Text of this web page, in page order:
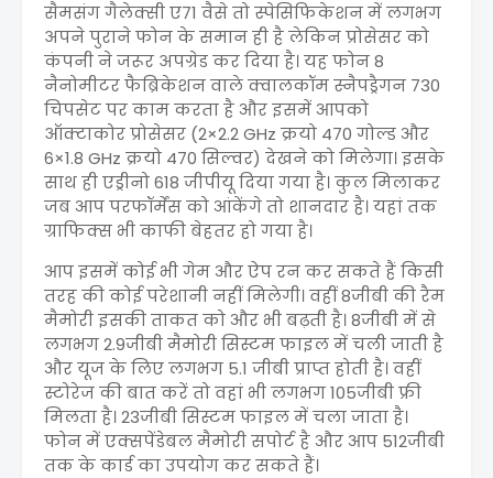
सैमसंग गैलेक्सी ए71 वैसे तो स्पेसिफिकेशन में लगभग
अपने पुराने फोन के समान ही है लेकिन प्रोसेसर को
कंपनी ने जरूर अपग्रेड कर दिया है। यह फोन 8
नैनोमीटर फैब्रिकेशन वाले क्वालकॉम स्नैपड्रैगन 730
चिपसेट पर काम करता है और इसमें आपको
ऑक्टाकोर प्रोसेसर (2×2.2 GHz क्रयो 470 गोल्ड और
6×1.8 GHz क्रयो 470 सिल्वर) देखने को मिलेगा। इसके
साथ ही एड्रीनो 618 जीपीयू दिया गया है। कुल मिलाकर
जब आप परफॉर्मेंस को आंकेंगे तो शानदार है। यहां तक
ग्राफिक्स भी काफी बेहतर हो गया है।
आप इसमें कोई भी गेम और ऐप रन कर सकते हैं किसी
तरह की कोई परेशानी नहीं मिलेगी। वहीं 8जीबी की रैम
मैमोरी इसकी ताकत को और भी बढ़ती है। 8जीबी में से
लगभग 2.9जीबी मैमोरी सिस्टम फाइल में चली जाती है
और यूज के लिए लगभग 5.1 जीबी प्राप्त होती है। वहीं
स्टोरेज की बात करें तो वहां भी लगभग 105जीबी फ्री
मिलता है। 23जीबी सिस्टम फाइल में चला जाता है।
फोन में एक्सपेंडेबल मैमोरी सपोर्ट है और आप 512जीबी
तक के कार्ड का उपयोग कर सकते हैं।